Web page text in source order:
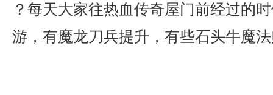
？每天大家往热血传奇屋门前经过的
游，有魔龙刀兵提升，有些石头牛魔